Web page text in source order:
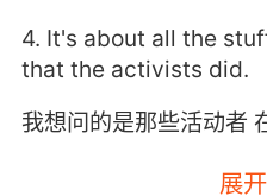
4. It's about all the
that the activists did.
我想问的是那些活动者
5. This can't be 展